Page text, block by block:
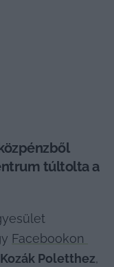
túltolta a
Facebookon
Kozák Poletthez,